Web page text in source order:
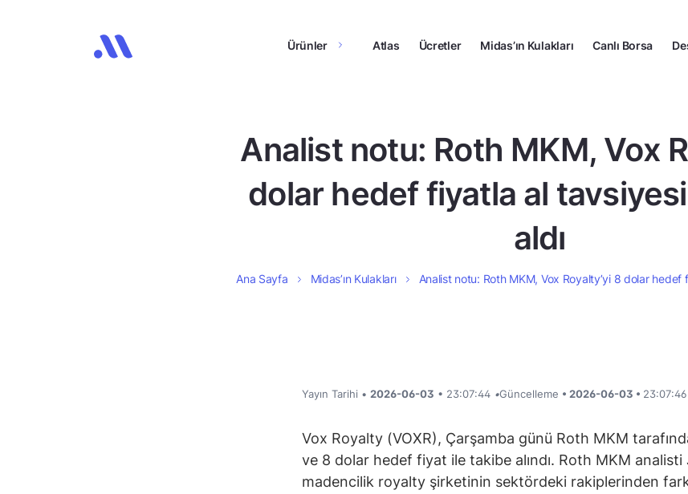
Ürünler Atlas Ücretler Midas’ın Kulakları Canlı Borsa
Analist notu: Roth MKM, Vox
dolar hedef fiyatla al
aldı
Ana Sayfa Midas’ın Kulakları Analist notu: Roth MKM, Vox Royalty’yi 8 dolar
Yayın Tarihi • 2026-06-03 • 23:07:44 •Güncelleme • 2026-06-03 • 23:07:46
Vox Royalty (VOXR), Çarşamba günü Roth MKM
ve 8 dolar hedef fiyat ile takibe alındı. Roth MKM analisti
madencilik royalty şirketinin sektördeki rakiplerinden